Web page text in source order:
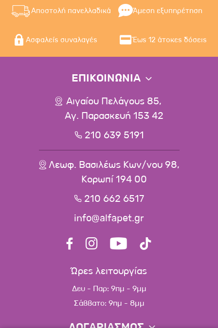
Αποστολή πανελλαδικά Άμεση εξυπηρέτηση
Ασφαλείς συναλαγές Έως 12 άτοκες δόσεις
ΕΠΙΚΟΙΝΩΝΙΑ
Αιγαίου Πελάγους 85,
Αγ. Παρασκευή 153 42
210 639 5191
Λεωφ. Βασιλέως Κων/νου 98,
Κορωπί 194 00
210 662 6517
info@alfapet.gr
Ώρες λειτουργίας
Δευ - Παρ: 9πμ - 9μμ
Σάββατο: 9πμ - 8μμ